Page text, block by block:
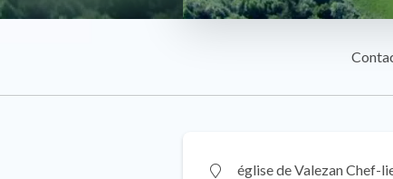
église de Valezan Chef-